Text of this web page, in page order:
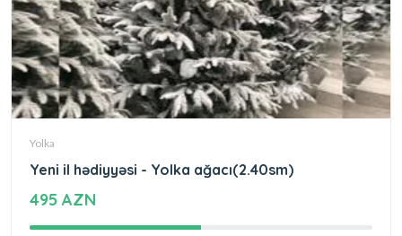
Yolka
Yeni il hədiyyəsi - Yolka ağacı(2.40sm)
495 AZN